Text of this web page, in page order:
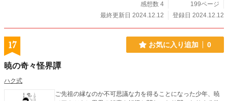
感想数 4
199ページ
最終更新日 2024.12.12
登録日 2024.12.12
17 お気に入り追加 0
暁の奇々怪界譚
ハク式
ご先祖の縁なのか不可思議な力を得ることになった少年、暁